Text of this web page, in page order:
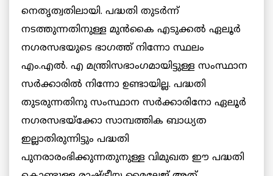
നെതൃത്വതിലായി. പദ്ധതി തുടര്‍ന്ന്
നടത്തുന്നതിനുള്ള മുന്‍കൈ എടുക്കല്‍ ഏലൂര്‍
നഗരസഭയുടെ ഭാഗത്ത് നിന്നോ സ്ഥലം
എം.എല്‍. എ മന്ത്രിസഭാംഗമായിട്ടുള്ള സംസ്ഥാന
സര്‍ക്കാരില്‍ നിന്നോ ഉണ്ടായില്ല. പദ്ധതി
തുടരുന്നതിനു സംസ്ഥാന സര്‍ക്കാരിനോ ഏലൂര്‍
നഗരസഭയ്ക്കോ സാമ്പത്തിക ബാധ്യത
ഇല്ലാതിരുന്നിട്ടും പദ്ധതി
പുനരാരംഭിക്കുന്നതുനുള്ള വിമുഖത ഈ പദ്ധതി